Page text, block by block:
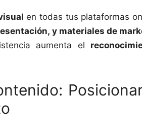
en todas tus plataformas
y materiales de
aumenta el